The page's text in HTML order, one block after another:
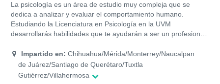
un profesional preparado en distintos escenarios de la
investigación científica básica prevención y control de ilícitos.
La psicología es un área de estudio muy compleja que se
dedica a analizar y evaluar el comportamiento humano.
Estudiando la Licenciatura en Psicología en la UVM
desarrollarás habilidades que te ayudarán a ser un profesional
carrera con un plan de estudio semestral compuesto de 59
asignaturas, se imparte de forma presencial y tiene una
duración de 4 años y medio.
Impartido en: Chihuahua/Mérida/Monterrey/Naucalpan
de Juárez/Santiago de Querétaro/Tuxtla
Gutiérrez/Villahermosa